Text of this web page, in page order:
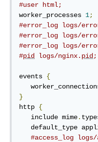
#user html;
worker_processes 1;
#error_log logs/
#error_log logs/
#error_log logs/
#pid logs/nginx. pid ;
events {
}
http {
   include mime
.
default_type
#access_log